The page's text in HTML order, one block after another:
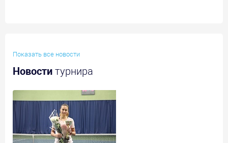
Показать все новости
Новости турнира